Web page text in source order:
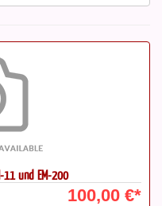
11 und EM-200
100,00 €*